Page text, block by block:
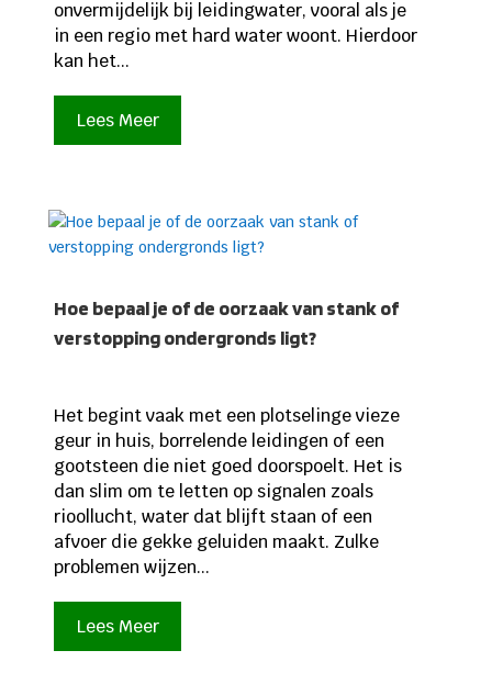
onvermijdelijk bij leidingwater, vooral als je
in een regio met hard water woont. Hierdoor
kan het...
Lees Meer
Hoe bepaal je of de oorzaak van stank of
verstopping ondergronds ligt?
Het begint vaak met een plotselinge vieze
geur in huis, borrelende leidingen of een
gootsteen die niet goed doorspoelt. Het is
dan slim om te letten op signalen zoals
rioollucht, water dat blijft staan of een
afvoer die gekke geluiden maakt. Zulke
problemen wijzen...
Lees Meer